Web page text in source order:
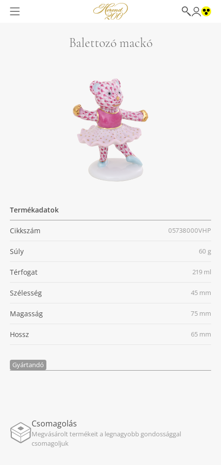
Balettozó mackó
Termékadatok
Cikkszám 05738000VHP
Súly 60 g
Térfogat 219 ml
Szélesség 45 mm
Magasság 75 mm
Hossz 65 mm
Gyártandó
Csomagolás
Megvásárolt termékeit a legnagyobb gondossággal
csomagoljuk